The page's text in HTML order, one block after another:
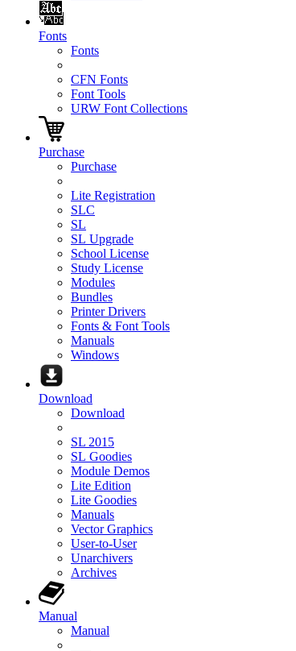
Fonts
Fonts
CFN Fonts
Font Tools
URW Font Collections
Purchase
Purchase
Lite Registration
SLC
SL
SL Upgrade
School License
Study License
Modules
Bundles
Printer Drivers
Fonts & Font Tools
Manuals
Windows
Download
Download
SL 2015
SL Goodies
Module Demos
Lite Edition
Lite Goodies
Manuals
Vector Graphics
User-to-User
Unarchivers
Archives
Manual
Manual